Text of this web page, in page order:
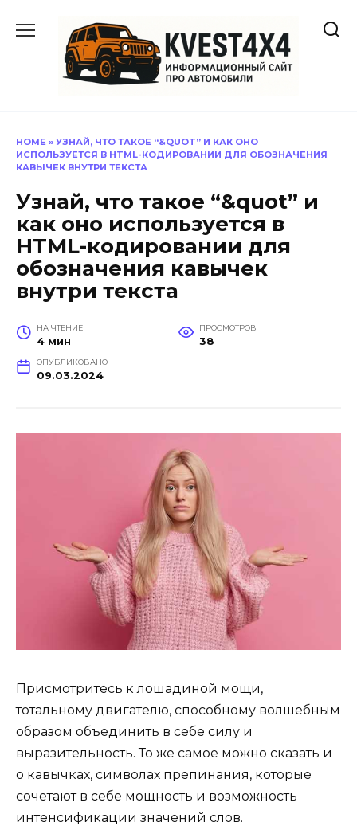
содержанию
HOME » УЗНАЙ, ЧТО ТАКОЕ “&QUOT” И КАК ОНО
ИСПОЛЬЗУЕТСЯ В HTML-КОДИРОВАНИИ ДЛЯ ОБОЗНАЧЕНИЯ
КАВЫЧЕК ВНУТРИ ТЕКСТА
Узнай, что такое “&quot” и
как оно используется в
HTML-кодировании для
обозначения кавычек
внутри текста
НА ЧТЕНИЕ
4 мин
ПРОСМОТРОВ
38
ОПУБЛИКОВАНО
09.03.2024
Присмотритесь к лошадиной мощи,
тотальному двигателю, способному волшебным
образом объединить в себе силу и
выразительность. То же самое можно сказать и
о кавычках, символах препинания, которые
сочетают в себе мощность и возможность
интенсификации значений слов.